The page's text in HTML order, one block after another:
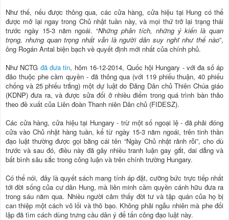
Như thế, nếu được thông qua, các cửa hàng, cửa hiệu tại Hung có thể
được mở lại ngay trong Chủ nhật tuần này, và mọi thứ trở lại trạng thái
trước ngày 15-3 năm ngoái. “Những phân tích, những ý kiến là quan
trọng, nhưng quan trọng nhất vẫn là người dân suy nghĩ như thế nào”,
ông Rogán Antal biện bạch về quyết định mới nhất của chính phủ.
Như NCTG đã đưa tin, hôm 16-12-2014, Quốc hội Hungary - với đa số áp
đảo thuộc phe cầm quyền - đã thông qua (với 119 phiếu thuận, 40 phiếu
chống và 25 phiếu trắng) một dự luật do Đảng Dân chủ Thiên Chúa giáo
(KDNP) đưa ra, và được sửa đổi ở nhiều điểm trong quá trình bàn thảo
theo đề xuất của Liên đoàn Thanh niên Dân chủ (FIDESZ).
Các cửa hàng, cửa hiệu tại Hungary - trừ một số ngoại lệ - đã phải đóng
cửa vào Chủ nhật hàng tuần, kể từ ngày 15-3 năm ngoái, trên tinh thần
đạo luật thường được gọi bằng cái tên “Ngày Chủ nhật rảnh rỗi”, cho dù
trước và sau đó, điều này đã gây nhiều tranh luận gay gắt, dai dẳng và
bất bình sâu sắc trong công luận và trên chính trường Hungary.
Có thể nói, đây là quyết sách mang tính áp đặt, cưỡng bức trực tiếp nhất
tới đời sống của cư dân Hung, mà liên minh cầm quyền cánh hữu đưa ra
trong sáu năm qua. Nhiều người cảm thấy đời tư và tập quán của họ bị
can thiệp một cách vô lối và thô bạo. Không phải ngẫu nhiên mà phe đối
lập đã tìm cách dùng trưng cầu dân ý để tấn công đạo luật này.